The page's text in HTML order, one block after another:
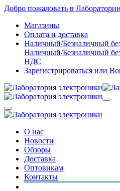
Добро пожаловать в
Магазины
Оплата и доставка
Наличный/Безналичный
Наличный/Безналичный
НДС
Зарегистрироваться или
О нас
Новости
Обзоры
Доставка
Оптовикам
Контакты